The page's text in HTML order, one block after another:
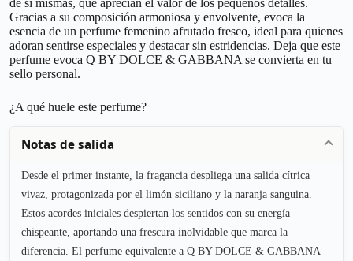
Gracias a su composición armoniosa y envolvente, evoca la
esencia de un perfume femenino afrutado fresco, ideal para quienes
adoran sentirse especiales y destacar sin estridencias. Deja que este
perfume evoca Q BY DOLCE & GABBANA se convierta en tu
sello personal.
¿A qué huele este perfume?
Notas de salida
Desde el primer instante, la fragancia despliega una salida cítrica
vivaz, protagonizada por el limón siciliano y la naranja sanguina.
Estos acordes iniciales despiertan los sentidos con su energía
chispeante, aportando una frescura inolvidable que marca la
diferencia. El perfume equivalente a Q BY DOLCE & GABBANA